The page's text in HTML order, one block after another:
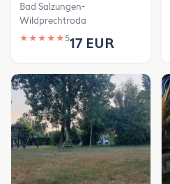
Bad Salzungen-
Wildprechtroda
★ ★ ★ ★ ★517 EUR